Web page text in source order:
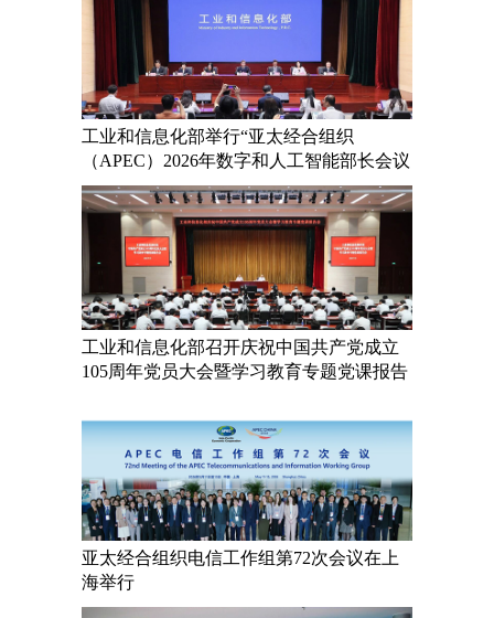
工业和信息化部举行“亚太经合组织
（APEC）2026年数字和人工智能部长会议
及数字周相关活动新闻通气...
工业和信息化部召开庆祝中国共产党成立
105周年党员大会暨学习教育专题党课报告
亚太经合组织电信工作组第72次会议在上
海举行